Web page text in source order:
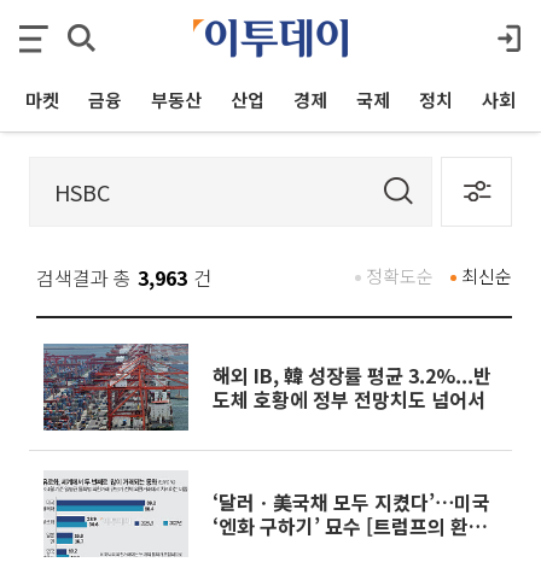
마켓 금융 부동산 산업 경제 국제 정치 사회
검색결과 총 3,963 건 최신순
정확도순
해외 IB, 韓 성장률 평균 3.2%...반
도체 호황에 정부 전망치도 넘어서
‘달러ㆍ美국채 모두 지켰다’⋯미국
‘엔화 구하기’ 묘수 [트럼프의 환율